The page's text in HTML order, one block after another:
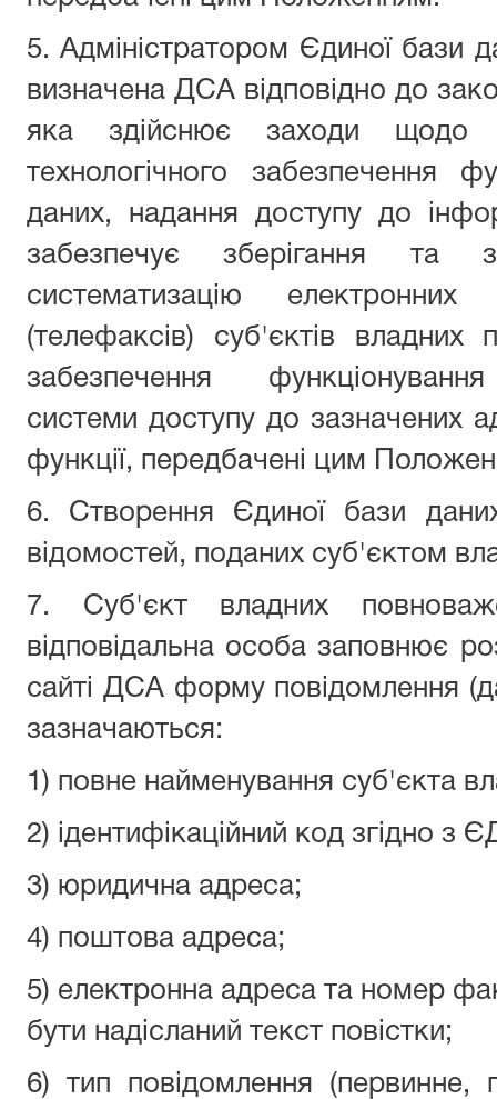
5. Адміністратором Єдиної бази
визначена ДСА відповідно до
яка здійснює заходи щодо
технологічного забезпечення
даних, надання доступу до
забезпечує зберігання та
систематизацію
(телефаксів) суб'єктів владних
забезпечення
системи доступу до зазначених
функції, передбачені цим
6. Створення Єдиної бази
відомостей, поданих суб'єктом
7. Суб'єкт владних
відповідальна особа заповнює
сайті ДСА форму повідомлення
зазначаються:
1) повне найменування суб'єкта
2) ідентифікаційний код згідно з
3) юридична адреса;
4) поштова адреса;
5) електронна адреса та номер
бути надісланий текст повістки;
6) тип повідомлення (первинне,